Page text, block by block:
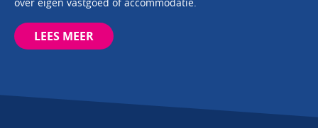
over eigen vastgoed of accommodatie.
LEES MEER